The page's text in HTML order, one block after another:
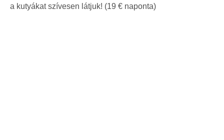
a kutyákat szívesen látjuk! (19 € naponta)